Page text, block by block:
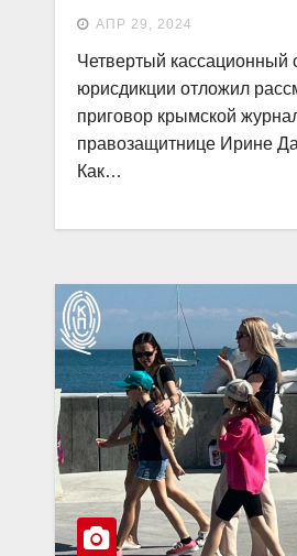
АПР 29, 2024
Четвертый кассационный
юрисдикции отложил
приговор крымской
правозащитнице Ирине
Как…